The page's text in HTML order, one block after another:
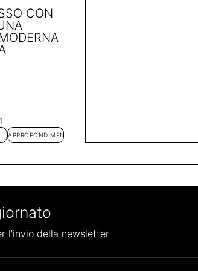
CON
APPROFONDIMENTI
l'invio della newsletter